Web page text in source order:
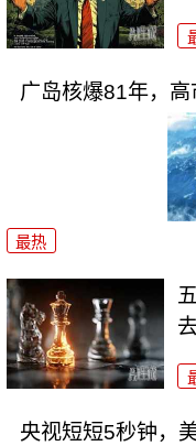
广岛核爆81年，高
最热
央视短短5秒钟，